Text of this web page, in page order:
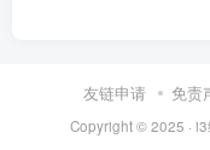
友链申请 免责
Copyright © 2025 · i3